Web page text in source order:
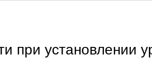
при установлении